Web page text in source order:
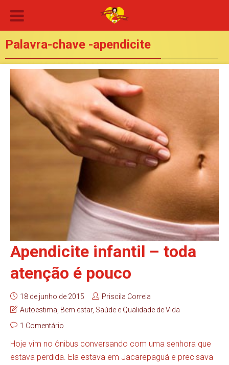
Palavra-chave -apendicite
Apendicite infantil – toda
atenção é pouco
18 de junho de 2015
Priscila Correia
Autoestima Bem estar, Saúde e Qualidade de Vida
1 Comentário
Hoje vim no ônibus conversando com uma senhora que
estava perdida. Ela estava em Jacarepaguá e precisava